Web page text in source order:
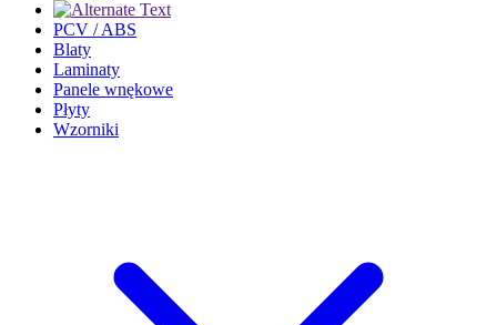
PCV / ABS
Blaty
Laminaty
Panele wnękowe
Płyty
Wzorniki